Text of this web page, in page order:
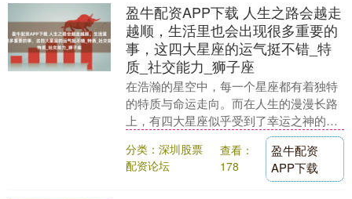
盈牛配资APP下载 人生之路会越走
越顺，生活里也会出现很多重要的
事，这四大星座的运气挺不错_特
质_社交能力_狮子座
在浩瀚的星空中，每一个星座都有着独特
的特质与命运走向。而在人生的漫漫长路
上，有四大星座似乎受到了幸运之神的特
别眷顾，他们的人生之路会越走越顺，生
活里也会不断涌现....
分类：深圳股票
配资论坛
查看：
178
盈牛配资
APP下载